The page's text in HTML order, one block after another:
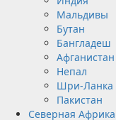
Мальдивы
Бутан
Бангладеш
Афганистан
Непал
Шри-Ланка
Пакистан
Северная Африка